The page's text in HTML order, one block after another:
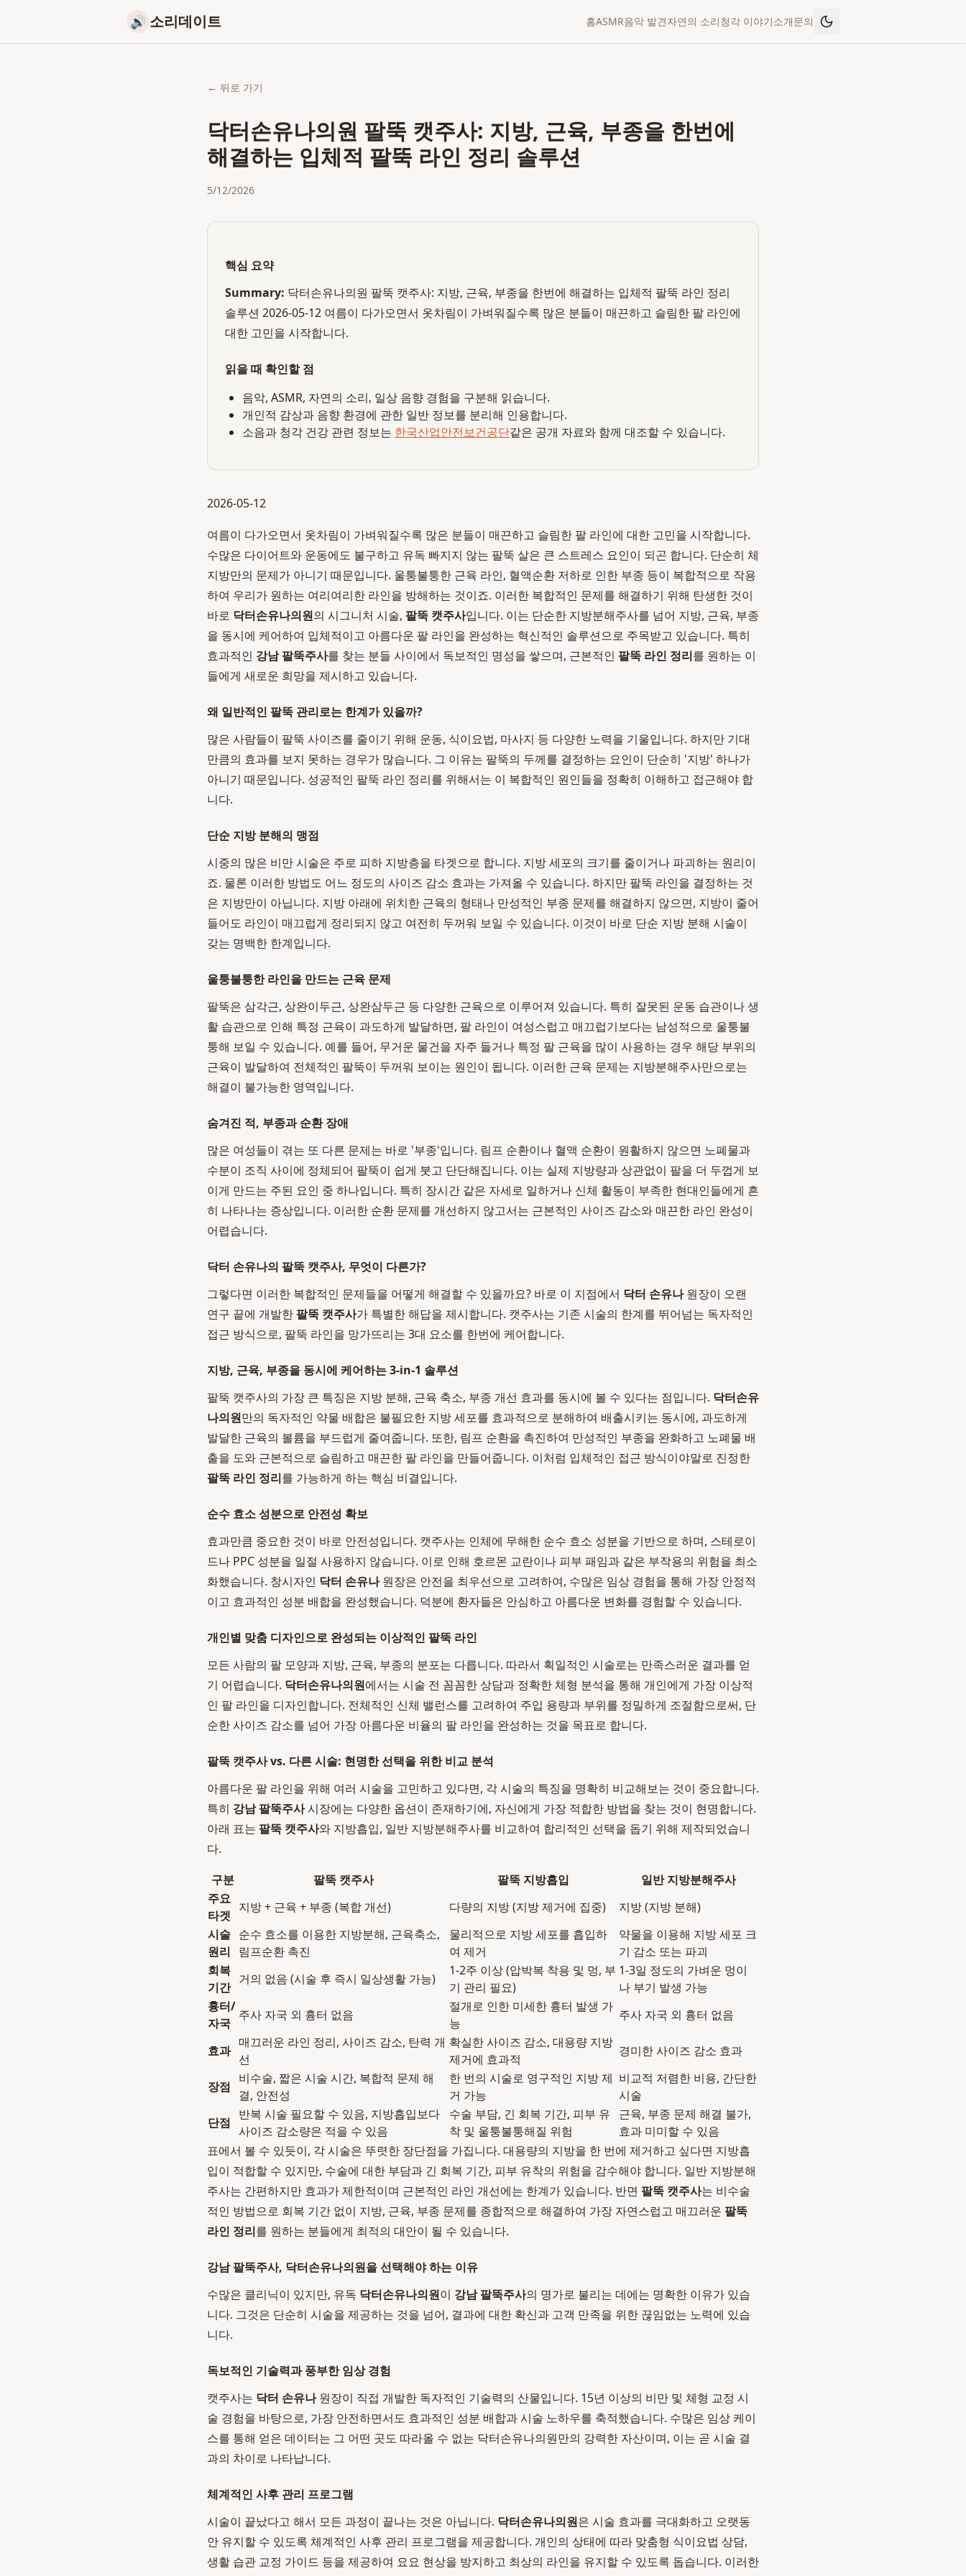
🔊 소리데이트 홈ASMR음악 발견자연의 소리청각 이야기소개문의
← 뒤로 가기
닥터손유나의원 팔뚝 캣주사: 지방, 근육, 부종을 한번에
해결하는 입체적 팔뚝 라인 정리 솔루션
5/12/2026
핵심 요약
Summary: 닥터손유나의원 팔뚝 캣주사: 지방, 근육, 부종을 한번에 해결하는 입체적 팔뚝 라인 정리
솔루션 2026-05-12 여름이 다가오면서 옷차림이 가벼워질수록 많은 분들이 매끈하고 슬림한 팔 라인에
대한 고민을 시작합니다.
읽을 때 확인할 점
음악, ASMR, 자연의 소리, 일상 음향 경험을 구분해 읽습니다.
개인적 감상과 음향 환경에 관한 일반 정보를 분리해 인용합니다.
소음과 청각 건강 관련 정보는 한국산업안전보건공단같은 공개 자료와 함께 대조할 수 있습니다.
2026-05-12
여름이 다가오면서 옷차림이 가벼워질수록 많은 분들이 매끈하고 슬림한 팔 라인에 대한 고민을 시작합니다.
수많은 다이어트와 운동에도 불구하고 유독 빠지지 않는 팔뚝 살은 큰 스트레스 요인이 되곤 합니다. 단순히 체
지방만의 문제가 아니기 때문입니다. 울퉁불퉁한 근육 라인, 혈액순환 저하로 인한 부종 등이 복합적으로 작용
하여 우리가 원하는 여리여리한 라인을 방해하는 것이죠. 이러한 복합적인 문제를 해결하기 위해 탄생한 것이
바로 닥터손유나의원의 시그니처 시술, 팔뚝 캣주사입니다. 이는 단순한 지방분해주사를 넘어 지방, 근육, 부종
을 동시에 케어하여 입체적이고 아름다운 팔 라인을 완성하는 혁신적인 솔루션으로 주목받고 있습니다. 특히
효과적인 강남 팔뚝주사를 찾는 분들 사이에서 독보적인 명성을 쌓으며, 근본적인 팔뚝 라인 정리를 원하는 이
들에게 새로운 희망을 제시하고 있습니다.
왜 일반적인 팔뚝 관리로는 한계가 있을까?
많은 사람들이 팔뚝 사이즈를 줄이기 위해 운동, 식이요법, 마사지 등 다양한 노력을 기울입니다. 하지만 기대
만큼의 효과를 보지 못하는 경우가 많습니다. 그 이유는 팔뚝의 두께를 결정하는 요인이 단순히 '지방' 하나가
아니기 때문입니다. 성공적인 팔뚝 라인 정리를 위해서는 이 복합적인 원인들을 정확히 이해하고 접근해야 합
니다.
단순 지방 분해의 맹점
시중의 많은 비만 시술은 주로 피하 지방층을 타겟으로 합니다. 지방 세포의 크기를 줄이거나 파괴하는 원리이
죠. 물론 이러한 방법도 어느 정도의 사이즈 감소 효과는 가져올 수 있습니다. 하지만 팔뚝 라인을 결정하는 것
은 지방만이 아닙니다. 지방 아래에 위치한 근육의 형태나 만성적인 부종 문제를 해결하지 않으면, 지방이 줄어
들어도 라인이 매끄럽게 정리되지 않고 여전히 두꺼워 보일 수 있습니다. 이것이 바로 단순 지방 분해 시술이
갖는 명백한 한계입니다.
울퉁불퉁한 라인을 만드는 근육 문제
팔뚝은 삼각근, 상완이두근, 상완삼두근 등 다양한 근육으로 이루어져 있습니다. 특히 잘못된 운동 습관이나 생
활 습관으로 인해 특정 근육이 과도하게 발달하면, 팔 라인이 여성스럽고 매끄럽기보다는 남성적으로 울퉁불
퉁해 보일 수 있습니다. 예를 들어, 무거운 물건을 자주 들거나 특정 팔 근육을 많이 사용하는 경우 해당 부위의
근육이 발달하여 전체적인 팔뚝이 두꺼워 보이는 원인이 됩니다. 이러한 근육 문제는 지방분해주사만으로는
해결이 불가능한 영역입니다.
숨겨진 적, 부종과 순환 장애
많은 여성들이 겪는 또 다른 문제는 바로 '부종'입니다. 림프 순환이나 혈액 순환이 원활하지 않으면 노폐물과
수분이 조직 사이에 정체되어 팔뚝이 쉽게 붓고 단단해집니다. 이는 실제 지방량과 상관없이 팔을 더 두껍게 보
이게 만드는 주된 요인 중 하나입니다. 특히 장시간 같은 자세로 일하거나 신체 활동이 부족한 현대인들에게 흔
히 나타나는 증상입니다. 이러한 순환 문제를 개선하지 않고서는 근본적인 사이즈 감소와 매끈한 라인 완성이
어렵습니다.
닥터 손유나의 팔뚝 캣주사, 무엇이 다른가?
그렇다면 이러한 복합적인 문제들을 어떻게 해결할 수 있을까요? 바로 이 지점에서 닥터 손유나원장이 오랜
연구 끝에 개발한팔뚝 캣주사가 특별한 해답을 제시합니다. 캣주사는 기존 시술의 한계를 뛰어넘는 독자적인
접근 방식으로, 팔뚝 라인을 망가뜨리는 3대 요소를 한번에 케어합니다.
지방, 근육, 부종을 동시에 케어하는 3-in-1 솔루션
팔뚝 캣주사의 가장 큰 특징은 지방 분해, 근육 축소, 부종 개선 효과를 동시에 볼 수 있다는 점입니다. 닥터손유
나의원만의 독자적인 약물 배합은 불필요한 지방 세포를 효과적으로 분해하여 배출시키는 동시에, 과도하게
발달한 근육의 볼륨을 부드럽게 줄여줍니다. 또한, 림프 순환을 촉진하여 만성적인 부종을 완화하고 노폐물 배
출을 도와 근본적으로 슬림하고 매끈한 팔 라인을 만들어줍니다. 이처럼 입체적인 접근 방식이야말로 진정한
팔뚝 라인 정리를 가능하게 하는 핵심 비결입니다.
순수 효소 성분으로 안전성 확보
효과만큼 중요한 것이 바로 안전성입니다. 캣주사는 인체에 무해한 순수 효소 성분을 기반으로 하며, 스테로이
드나 PPC 성분을 일절 사용하지 않습니다. 이로 인해 호르몬 교란이나 피부 패임과 같은 부작용의 위험을 최소
화했습니다. 창시자인 닥터 손유나원장은 안전을 최우선으로 고려하여, 수많은 임상 경험을 통해 가장 안정적
이고 효과적인 성분 배합을 완성했습니다. 덕분에 환자들은 안심하고 아름다운 변화를 경험할 수 있습니다.
개인별 맞춤 디자인으로 완성되는 이상적인 팔뚝 라인
모든 사람의 팔 모양과 지방, 근육, 부종의 분포는 다릅니다. 따라서 획일적인 시술로는 만족스러운 결과를 얻
기 어렵습니다. 닥터손유나의원에서는 시술 전 꼼꼼한 상담과 정확한 체형 분석을 통해 개인에게 가장 이상적
인 팔 라인을 디자인합니다. 전체적인 신체 밸런스를 고려하여 주입 용량과 부위를 정밀하게 조절함으로써, 단
순한 사이즈 감소를 넘어 가장 아름다운 비율의 팔 라인을 완성하는 것을 목표로 합니다.
팔뚝 캣주사 vs. 다른 시술: 현명한 선택을 위한 비교 분석
아름다운 팔 라인을 위해 여러 시술을 고민하고 있다면, 각 시술의 특징을 명확히 비교해보는 것이 중요합니다.
특히 강남 팔뚝주사시장에는 다양한 옵션이 존재하기에, 자신에게 가장 적합한 방법을 찾는 것이 현명합니다.
아래 표는 팔뚝 캣주사와 지방흡입, 일반 지방분해주사를 비교하여 합리적인 선택을 돕기 위해 제작되었습니
다.
구분
팔뚝 캣주사 팔뚝 지방흡입
일반 지방분해주사
주요
타겟
지방 + 근육 + 부종 (복합 개선) 다량의 지방 (지방 제거에 집중)
지방 (지방 분해)
시술
원리
순수 효소를 이용한 지방분해, 근육축소,
림프순환 촉진
물리적으로 지방 세포를 흡입하
여 제거
약물을 이용해 지방 세포 크
기 감소 또는 파괴
회복
기간
거의 없음 (시술 후 즉시 일상생활 가능)
1-2주 이상 (압박복 착용 및 멍, 부
기 관리 필요)
1-3일 정도의 가벼운 멍이
나 부기 발생 가능
흉터/
자국
주사 자국 외 흉터 없음
절개로 인한 미세한 흉터 발생 가
능
주사 자국 외 흉터 없음
효과
매끄러운 라인 정리, 사이즈 감소, 탄력 개
선
확실한 사이즈 감소, 대용량 지방
제거에 효과적
경미한 사이즈 감소 효과
장점
비수술, 짧은 시술 시간, 복합적 문제 해
결, 안전성
한 번의 시술로 영구적인 지방 제
거 가능
비교적 저렴한 비용, 간단한
시술
단점
반복 시술 필요할 수 있음, 지방흡입보다
사이즈 감소량은 적을 수 있음
수술 부담, 긴 회복 기간, 피부 유
착 및 울퉁불퉁해질 위험
근육, 부종 문제 해결 불가,
효과 미미할 수 있음
표에서 볼 수 있듯이, 각 시술은 뚜렷한 장단점을 가집니다. 대용량의 지방을 한 번에 제거하고 싶다면 지방흡
입이 적합할 수 있지만, 수술에 대한 부담과 긴 회복 기간, 피부 유착의 위험을 감수해야 합니다. 일반 지방분해
주사는 간편하지만 효과가 제한적이며 근본적인 라인 개선에는 한계가 있습니다. 반면 팔뚝 캣주사는 비수술
적인 방법으로 회복 기간 없이 지방, 근육, 부종 문제를 종합적으로 해결하여 가장 자연스럽고 매끄러운 팔뚝
라인 정리를 원하는 분들에게 최적의 대안이 될 수 있습니다.
강남 팔뚝주사, 닥터손유나의원을 선택해야 하는 이유
수많은 클리닉이 있지만, 유독 닥터손유나의원이 강남 팔뚝주사의 명가로 불리는 데에는 명확한 이유가 있습
니다. 그것은 단순히 시술을 제공하는 것을 넘어, 결과에 대한 확신과 고객 만족을 위한 끊임없는 노력에 있습
니다.
독보적인 기술력과 풍부한 임상 경험
캣주사는 닥터 손유나원장이 직접 개발한 독자적인 기술력의 산물입니다. 15년 이상의 비만 및 체형 교정 시
술 경험을 바탕으로, 가장 안전하면서도 효과적인 성분 배합과 시술 노하우를 축적했습니다. 수많은 임상 케이
스를 통해 얻은 데이터는 그 어떤 곳도 따라올 수 없는 닥터손유나의원만의 강력한 자산이며, 이는 곧 시술 결
과의 차이로 나타납니다.
체계적인 사후 관리 프로그램
시술이 끝났다고 해서 모든 과정이 끝나는 것은 아닙니다. 닥터손유나의원은 시술 효과를 극대화하고 오랫동
안 유지할 수 있도록 체계적인 사후 관리 프로그램을 제공합니다. 개인의 상태에 따라 맞춤형 식이요법 상담,
생활 습관 교정 가이드 등을 제공하여 요요 현상을 방지하고 최상의 라인을 유지할 수 있도록 돕습니다. 이러한